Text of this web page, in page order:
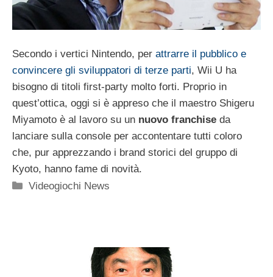
Secondo i vertici Nintendo, per attrarre il pubblico e
convincere gli sviluppatori di terze parti, Wii U ha
bisogno di titoli first-party molto forti. Proprio in
quest’ottica, oggi si è appreso che il maestro Shigeru
Miyamoto è al lavoro su un nuovo franchise da
lanciare sulla console per accontentare tutti coloro
che, pur apprezzando i brand storici del gruppo di
Kyoto, hanno fame di novità.
Categorie
Videogiochi News